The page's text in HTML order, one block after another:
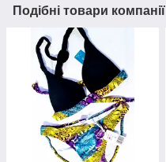
Подібні товари компанії